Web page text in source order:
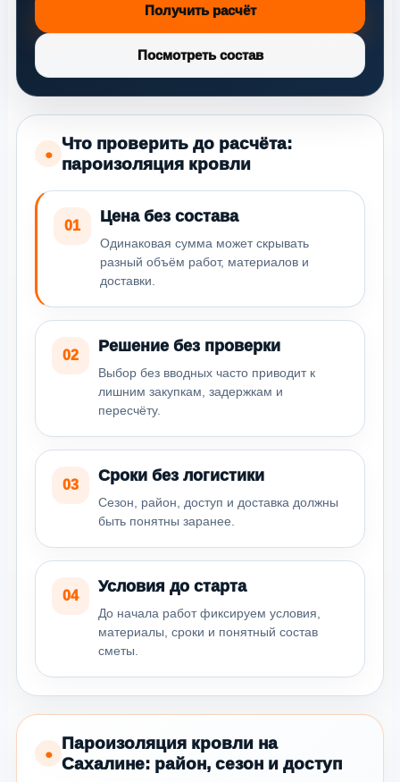
Получить расчёт
Посмотреть состав
●
Что проверить до расчёта:
пароизоляция кровли
01
Цена без состава
Одинаковая сумма может скрывать
разный объём работ, материалов и
доставки.
02
Решение без проверки
Выбор без вводных часто приводит к
лишним закупкам, задержкам и
пересчёту.
03
Сроки без логистики
Сезон, район, доступ и доставка должны
быть понятны заранее.
04
Условия до старта
До начала работ фиксируем условия,
материалы, сроки и понятный состав
сметы.
●
Пароизоляция кровли на
Сахалине: район, сезон и доступ